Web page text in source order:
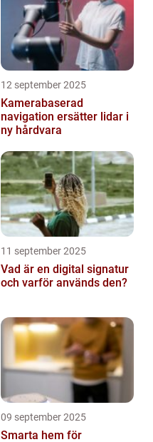
12 september 2025
Kamerabaserad
navigation ersätter lidar i
ny hårdvara
11 september 2025
Vad är en digital signatur
och varför används den?
09 september 2025
Smarta hem för